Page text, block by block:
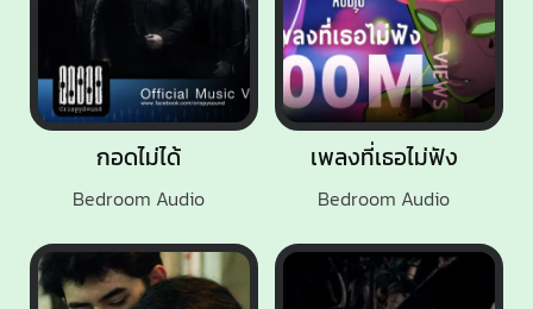
กอดไม่ได้
Bedroom Audio
เพลงที่เธอไม่ฟัง
Bedroom Audio